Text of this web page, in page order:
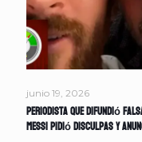
junio 19, 2026
Periodista que difundió
Messi pidió disculpas y